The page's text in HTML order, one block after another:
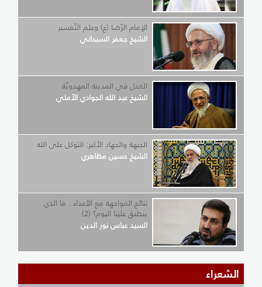
الإمام الرّضا (ع) وعلم التّفسير
الشيخ جعفر السبحاني
العدل في المدينة المهدويّة
الشيخ عبد الله الجوادي الآملي
الجبهة والجهاد الأكبر: التوكل على الله
الشيخ حسين مظاهري
نتائج المواجهة مع الأعداء.. ما الذي
ينطبق علينا اليوم؟ (2)
السيد عباس نور الدين
الشعراء